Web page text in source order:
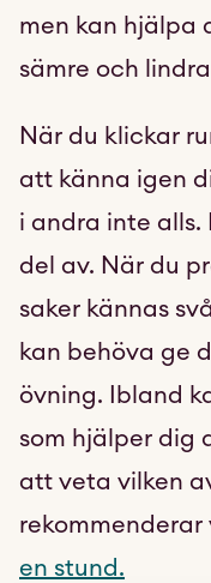
men kan hjälpa
sämre och
När du klickar
att känna igen
i andra inte alls.
del av. När du
saker kännas
kan behöva ge
övning. Ibland
som hjälper dig
att veta vilken
en stund.